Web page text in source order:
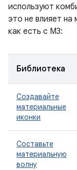
используют
это не влияет
как есть с M3:
Библиотека
Создавайте
материальные
иконки
Составьте
материальную
волну